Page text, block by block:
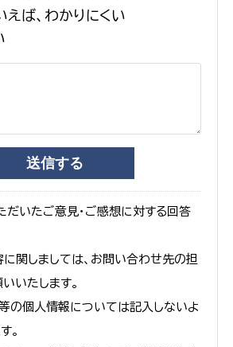
えば、わかりにくい
だいたご意見・ご感想に対する回答
関しましては、お問い合わせ先の担
いたします。
の個人情報については記入しないよ
。